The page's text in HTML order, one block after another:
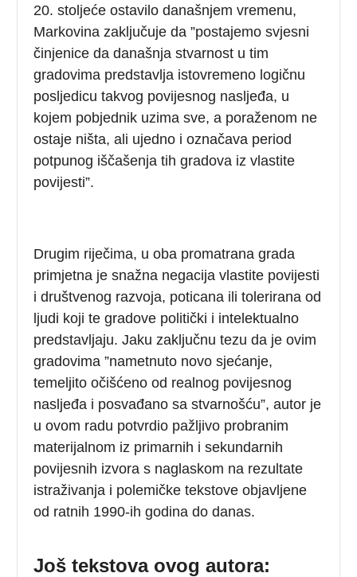
20. stoljeće ostavilo današnjem vremenu,
Markovina zaključuje da ”postajemo svjesni
činjenice da današnja stvarnost u tim
gradovima predstavlja istovremeno logičnu
posljedicu takvog povijesnog nasljeđa, u
kojem pobjednik uzima sve, a poraženom ne
ostaje ništa, ali ujedno i označava period
potpunog iščašenja tih gradova iz vlastite
povijesti”.
Drugim riječima, u oba promatrana grada
primjetna je snažna negacija vlastite povijesti
i društvenog razvoja, poticana ili tolerirana od
ljudi koji te gradove politički i intelektualno
predstavljaju. Jaku zaključnu tezu da je ovim
gradovima ”nametnuto novo sjećanje,
temeljito očišćeno od realnog povijesnog
nasljeđa i posvađano sa stvarnošću”, autor je
u ovom radu potvrdio pažljivo probranim
materijalnom iz primarnih i sekundarnih
povijesnih izvora s naglaskom na rezultate
istraživanja i polemičke tekstove objavljene
od ratnih 1990-ih godina do danas.
Još tekstova ovog autora: